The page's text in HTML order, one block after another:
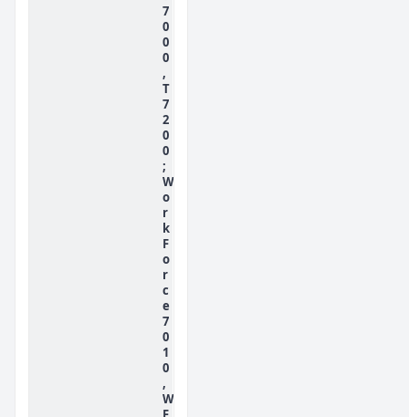
7
0
0
0
,
T
7
2
0
0
;
W
o
r
k
F
o
r
c
e
7
0
1
0
,
W